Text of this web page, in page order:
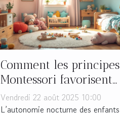
Comment les principes
Montessori favorisent-
ils l'autonomie
nocturne des enfants
Vendredi 22 août 2025 10:00
L’autonomie nocturne des enfants